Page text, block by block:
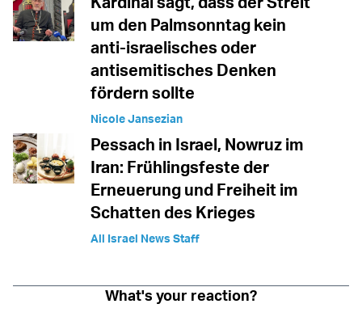
um den Palmsonntag kein
anti-israelisches oder
antisemitisches Denken
fördern sollte
Nicole Jansezian
Pessach in Israel, Nowruz im
Iran: Frühlingsfeste der
Erneuerung und Freiheit im
Schatten des Krieges
All Israel News Staff